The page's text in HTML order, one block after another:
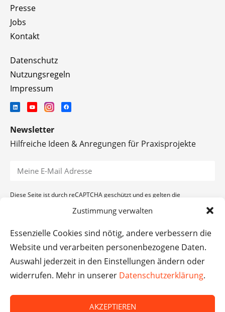
Zustimmung verwalten
Essenzielle Cookies sind nötig, andere verbessern die
Website und verarbeiten personenbezogene Daten.
Auswahl jederzeit in den Einstellungen ändern oder
widerrufen. Mehr in unserer Datenschutzerklärung.
AKZEPTIEREN
Presse
Jobs
Kontakt
Datenschutz
Nutzungsregeln
Impressum
Newsletter
Hilfreiche Ideen & Anregungen für Praxisprojekte
Diese Seite ist durch reCAPTCHA geschützt und es gelten die